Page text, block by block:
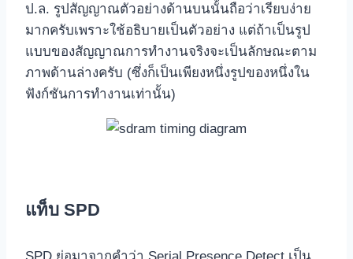
ป.ล. รูปสัญญาณตัวอย่างด้านบนนั้นถือว่าเรียบง่าย
มากครับเพราะใช้อธิบายเป็นตัวอย่าง แต่ถ้าเป็นรูป
แบบของสัญญาณการทำงานจริงจะเป็นลักษณะตาม
ภาพด้านล่างครับ (ซึ่งก็เป็นเพียงหนึ่งรูปของหนึ่งใน
ฟังก์ชันการทำงานเท่านั้น)
แท็บ SPD